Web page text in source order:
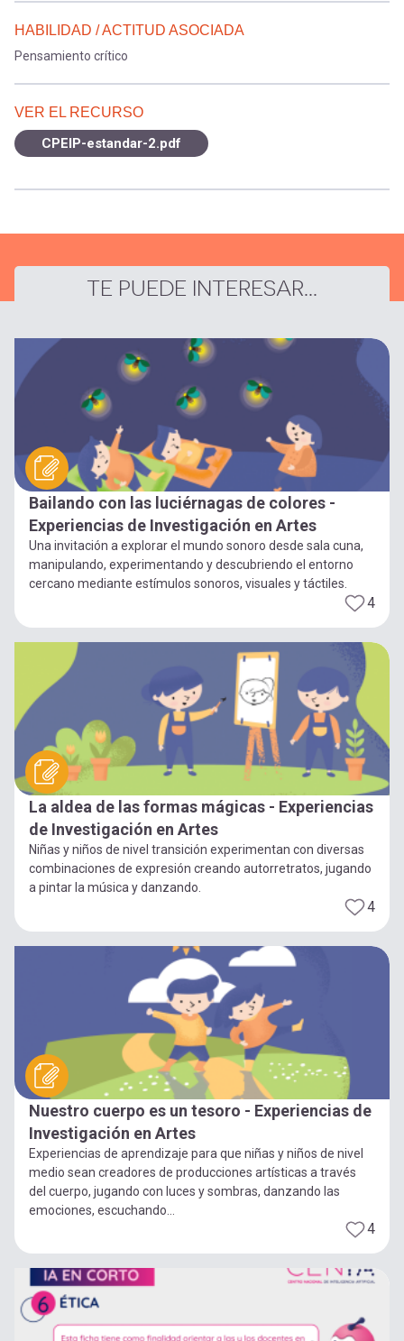
HABILIDAD / ACTITUD ASOCIADA
Pensamiento crítico
VER EL RECURSO
CPEIP-estandar-2.pdf
TE PUEDE INTERESAR...
Bailando con las luciérnagas de colores -
Experiencias de Investigación en Artes
Una invitación a explorar el mundo sonoro desde sala cuna,
manipulando, experimentando y descubriendo el entorno
cercano mediante estímulos sonoros, visuales y táctiles.
4
La aldea de las formas mágicas - Experiencias
de Investigación en Artes
Niñas y niños de nivel transición experimentan con diversas
combinaciones de expresión creando autorretratos, jugando
a pintar la música y danzando.
4
Nuestro cuerpo es un tesoro - Experiencias de
Investigación en Artes
Experiencias de aprendizaje para que niñas y niños de nivel
medio sean creadores de producciones artísticas a través
del cuerpo, jugando con luces y sombras, danzando las
emociones, escuchando...
4